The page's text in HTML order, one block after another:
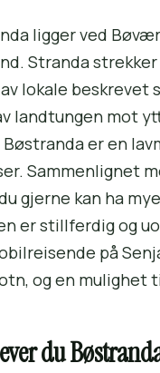
ligger ved
Stranda
lokale beskrevet
landtungen mot
Bøstranda er en
Sammenlignet
gjerne kan ha
er stillferdig og
på
og en mulighet
du